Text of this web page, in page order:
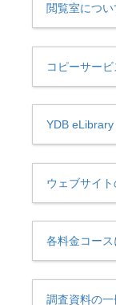
閲覧室につい
コピーサー
YDB
ウェブサイ
各料金コー
調査資料の